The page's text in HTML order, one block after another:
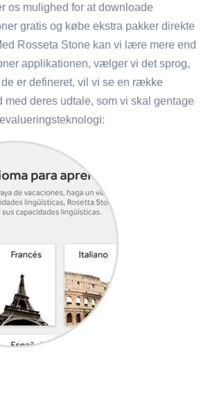
os mulighed for at downloade
gratis og købe ekstra pakker direkte
Rosseta Stone kan vi lære mere end
applikationen, vælger vi det sprog,
er defineret, vil vi se en række
deres udtale, som vi skal gentage